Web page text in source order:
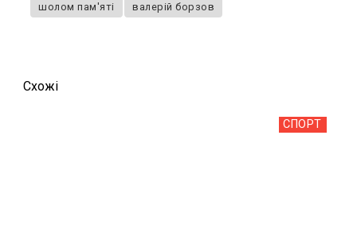
шолом пам'яті
валерій борзов
Схожi
СПОРТ